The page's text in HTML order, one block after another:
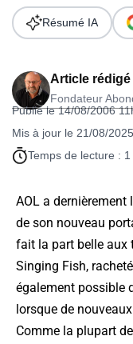
Article rédigé
Fondateur
Publié le 14/08/2006
Mis à jour le 21/08/
Temps de lecture :
Résumé IA
AOL a dernièrement
de son nouveau
fait la part belle aux
Singing Fish,
également possible
lorsque de
Comme la plupart